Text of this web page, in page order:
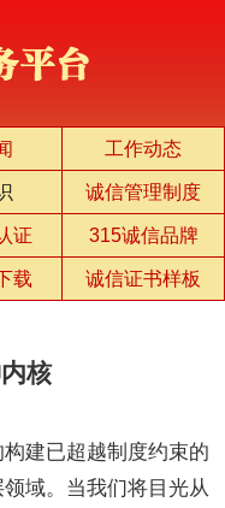
工作动态
诚信管理制度
证 315诚信品牌
载
诚信证书样板
核
建已超越制度约束的
域。当我们将目光从